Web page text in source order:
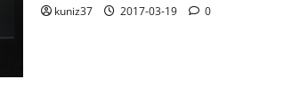
kuniz37 2017-03-19 0